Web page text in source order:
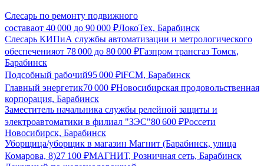
Слесарь по ремонту подвижного
составаот 40 000 до 90 000 ₽ЛокоТех, Барабинск
Слесарь КИПиА службы автоматизации и метрологического
обеспеченияот 78 000 до 80 000 ₽Газпром трансгаз Томск,
Барабинск
Подсобный рабочий95 000 ₽iFCM, Барабинск
Главный энергетик70 000 ₽Новосибирская продовольственная
корпорация, Барабинск
Заместитель начальника службы релейной защиты и
электроавтоматики в филиал "ЗЭС"80 600 ₽Россети
Новосибирск, Барабинск
Уборщица/уборщик в магазин Магнит (Барабинск, улица
Комарова, 8)27 100 ₽МАГНИТ, Розничная сеть, Барабинск